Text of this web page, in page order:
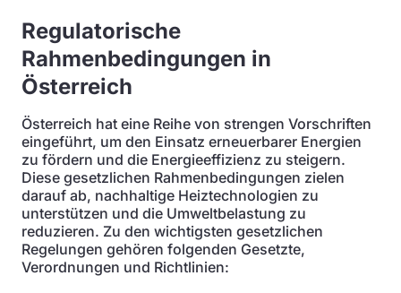
Regulatorische
Rahmenbedingungen in
Österreich
Österreich hat eine Reihe von strengen Vorschriften
eingeführt, um den Einsatz erneuerbarer Energien
zu fördern und die Energieeffizienz zu steigern.
Diese gesetzlichen Rahmenbedingungen zielen
darauf ab, nachhaltige Heiztechnologien zu
unterstützen und die Umweltbelastung zu
reduzieren. Zu den wichtigsten gesetzlichen
Regelungen gehören folgenden Gesetzte,
Verordnungen und Richtlinien: